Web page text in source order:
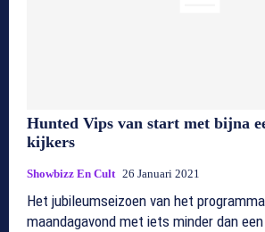
Hunted Vips van start met bijna
kijkers
Showbizz En Cult 26 Januari 2021
Het jubileumseizoen van het
maandagavond met iets minder dan